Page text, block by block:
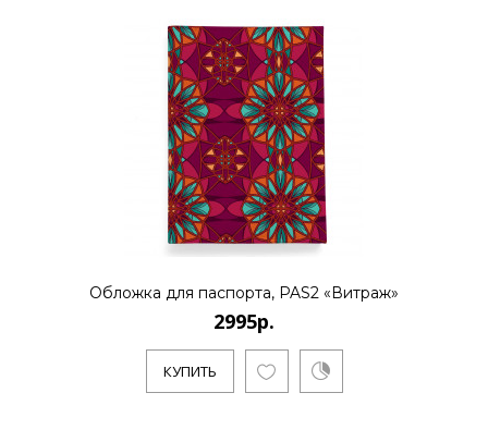
Обложка для паспорта, PAS2 «Витраж»
2995р.
КУПИТЬ